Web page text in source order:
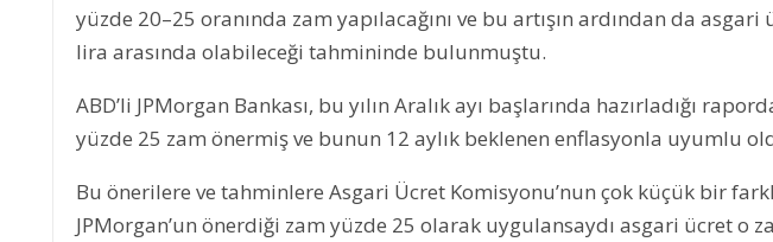
yüzde 20–25 oranında zam yapılacağını ve bu artışın ardından da
lira arasında olabileceği tahmininde bulunmuştu.
ABD’li JPMorgan Bankası, bu yılın Aralık ayı başlarında hazırladığı
yüzde 25 zam önermiş ve bunun 12 aylık beklenen enflasyonla uyumlu
Bu önerilere ve tahminlere Asgari Ücret Komisyonu’nun çok küçük bir
JPMorgan’un önerdiği zam yüzde 25 olarak uygulansaydı asgari ücret o